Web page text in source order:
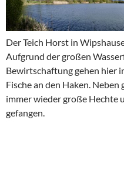
Der Teich Horst in
Aufgrund der großen
Bewirtschaftung gehen hier
Fische an den Haken.
immer wieder große Hechte
gefangen.